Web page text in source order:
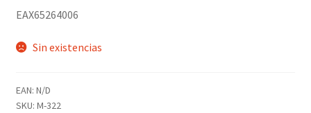
EAX65264006
Sin existencias
EAN: N/D
SKU: M-322